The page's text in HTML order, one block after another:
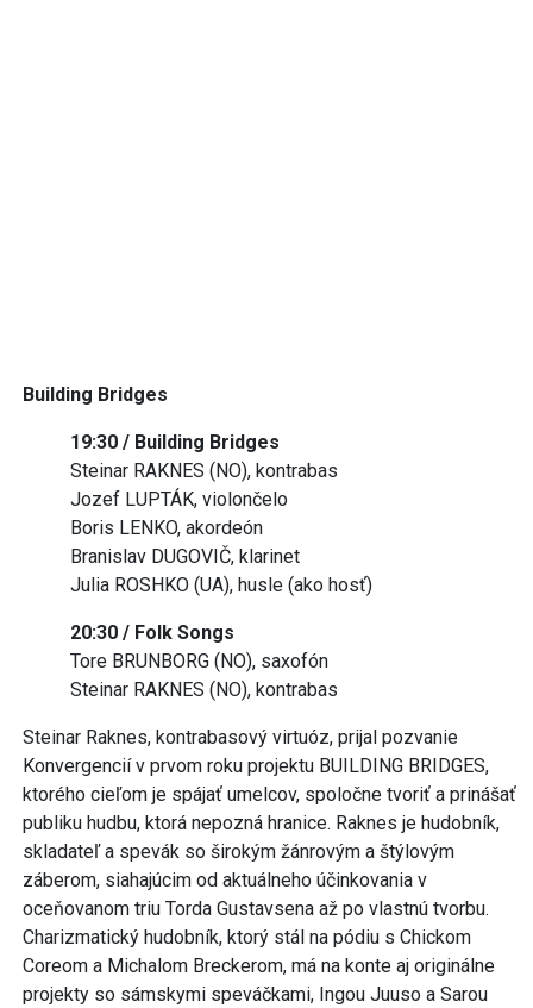
Building Bridges
19:30 / Building Bridges
Steinar RAKNES (NO), kontrabas
Jozef LUPTÁK, violončelo
Boris LENKO, akordeón
Branislav DUGOVIČ, klarinet
Julia ROSHKO (UA), husle (ako hosť)
20:30 / Folk Songs
Tore BRUNBORG (NO), saxofón
Steinar RAKNES (NO), kontrabas
Steinar Raknes, kontrabasový virtuóz, prijal pozvanie
Konvergencií v prvom roku projektu BUILDING BRIDGES,
ktorého cieľom je spájať umelcov, spoločne tvoriť a prinášať
publiku hudbu, ktorá nepozná hranice. Raknes je hudobník,
skladateľ a spevák so širokým žánrovým a štýlovým
záberom, siahajúcim od aktuálneho účinkovania v
oceňovanom triu Torda Gustavsena až po vlastnú tvorbu.
Charizmatický hudobník, ktorý stál na pódiu s Chickom
Coreom a Michalom Breckerom, má na konte aj originálne
projekty so sámskymi speváčkami, Ingou Juuso a Sarou